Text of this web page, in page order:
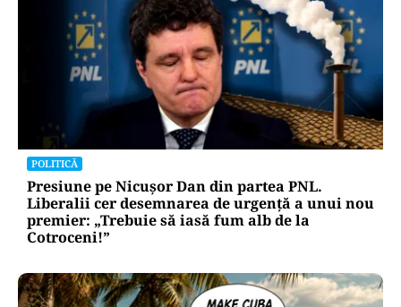
HOROSCOP
Ziua de 8.08, cea mai puternică din an pentru
dorințe. Ritualul simplu de manifestare